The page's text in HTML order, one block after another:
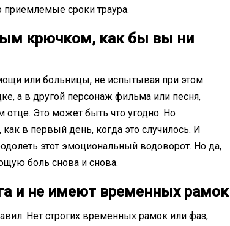
приемлемые сроки траура.
крючком, как бы вы ни
или больницы, не испытывая при этом
а в другой персонаж фильма или песня,
Это может быть что угодно. Но
в первый день, когда это случилось. И
этот эмоциональный водоворот. Но да,
боль снова и снова.
и не имеют временных рамок
Нет строгих временных рамок или фаз,